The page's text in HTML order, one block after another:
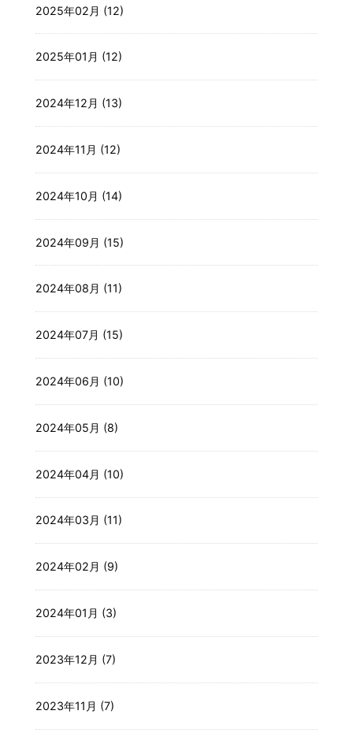
2025年02月 (12)
2025年01月 (12)
2024年12月 (13)
2024年11月 (12)
2024年10月 (14)
2024年09月 (15)
2024年08月 (11)
2024年07月 (15)
2024年06月 (10)
2024年05月 (8)
2024年04月 (10)
2024年03月 (11)
2024年02月 (9)
2024年01月 (3)
2023年12月 (7)
2023年11月 (7)